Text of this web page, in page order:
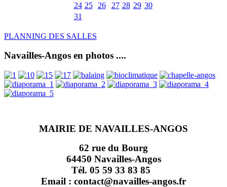
24 25 26 27 28 29 30
31
PLANNING DES SALLES
Navailles-Angos en photos ....
MAIRIE DE NAVAILLES-ANGOS
62 rue du Bourg
64450 Navailles-Angos
Tél. 05 59 33 83 85
Email : contact@navailles-angos.fr